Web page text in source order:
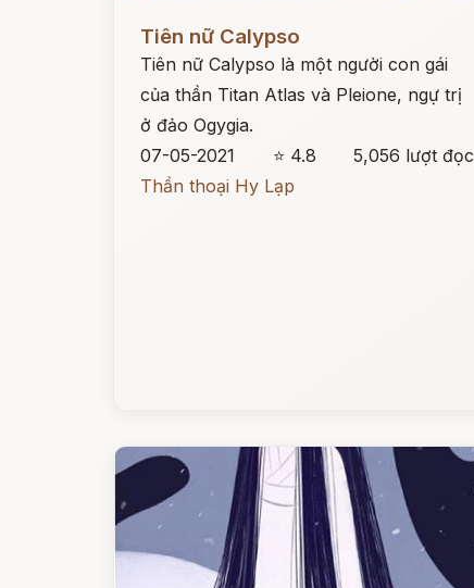
Tiên nữ Calypso
Tiên nữ Calypso là một người con gái
của thần Titan Atlas và Pleione, ngự trị
ở đảo Ogygia.
07-05-2021
⭐ 4.8
5,056 lượt đọc
Thần thoại Hy Lạp